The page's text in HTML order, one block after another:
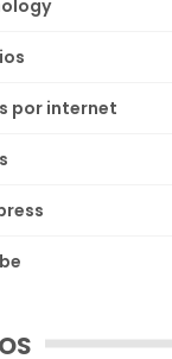
por internet